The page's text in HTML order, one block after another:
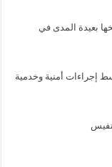
بعيدة المدى في
إجراءات أمنية وخدمية